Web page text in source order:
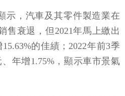
示，汽車及其零件製造業在
售衰退，但2021年馬上繳出
的佳績；2022年前3季
、年增1.75%，顯示車市景氣